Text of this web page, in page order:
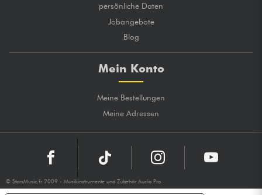
persönliche Daten
Jobangebote
Blog
Mein Konto
Meine Bestellungen
Meine Adressen
© StarsMusic.fr 2009 - Musikinstrumente und Zubehör Audio Pro